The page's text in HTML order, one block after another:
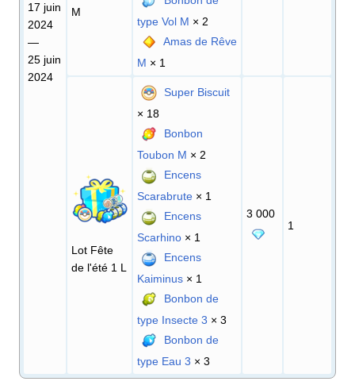
17 juin
2024
—
25 juin
2024
M
type Vol M × 2
Amas de Rêve
M × 1
Lot Fête
de l'été 1 L
Super Biscuit
× 18
Bonbon
Toubon M × 2
Encens
Scarabrute × 1
Encens
Scarhino × 1
Encens
Kaiminus × 1
Bonbon de
type Insecte 3 × 3
Bonbon de
type Eau 3 × 3
3 000
1